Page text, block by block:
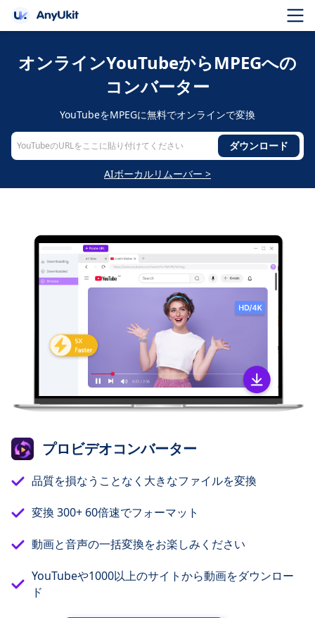
オンラインYouTubeからMPEGへの
コンバーター
YouTubeをMPEGに無料でオンラインで変換
ダウンロード
AIボーカルリムーバー >
プロビデオコンバーター
品質を損なうことなく大きなファイルを変換
変換 300+ 60倍速でフォーマット
動画と音声の一括変換をお楽しみください
YouTubeや1000以上のサイトから動画をダウンロー
ド